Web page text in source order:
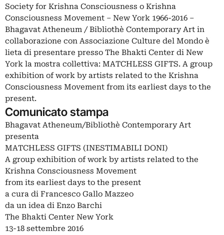
Society for Krishna Consciousness o Krishna
Consciousness Movement – New York 1966-2016 –
Bhagavat Atheneum / Bibliothè Contemporary Art in
collaborazione con Associazione Culture del Mondo è
lieta di presentare presso The Bhakti Center di New
York la mostra collettiva: MATCHLESS GIFTS. A group
exhibition of work by artists related to the Krishna
Consciousness Movement from its earliest days to the
present.
Comunicato stampa
Bhagavat Atheneum/Bibliothè Contemporary Art
presenta
MATCHLESS GIFTS (INESTIMABILI DONI)
A group exhibition of work by artists related to the
Krishna Consciousness Movement
from its earliest days to the present
a cura di Francesco Gallo Mazzeo
da un idea di Enzo Barchi
The Bhakti Center New York
13-18 settembre 2016